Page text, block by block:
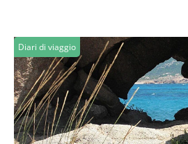
Diari di viaggio